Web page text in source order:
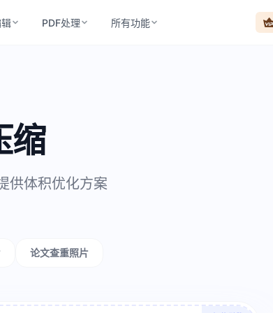
PDF处理 所有功能
缩
供体积优化方案
论文查重照片